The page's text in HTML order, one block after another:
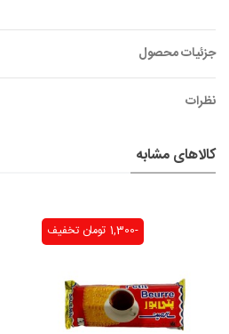
جزئیات محصول
نظرات
کالاهای مشابه
تخفیف -1,300 تومان